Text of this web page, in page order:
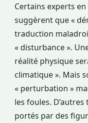
Certains experts
suggèrent que «
traduction
« disturbance ».
réalité physique
climatique ». Mais
« perturbation »
les foules.
portés par des